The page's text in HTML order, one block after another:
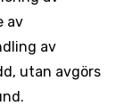
av
av
utan avgörs